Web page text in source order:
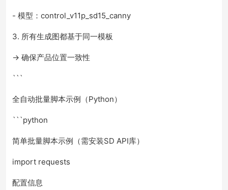
- 模型：control_v11p_sd15_canny
3. 所有生成图都基于同一模板
→ 确保产品位置一致性
```
全自动批量脚本示例（Python）
```python
简单批量脚本示例（需安装SD API库）
import requests
配置信息